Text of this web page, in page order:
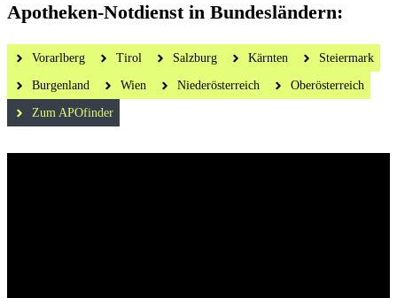
Apotheken-Notdienst in Bundesländern:
Vorarlberg Tirol Salzburg Kärnten Steiermark
Burgenland Wien Niederösterreich Oberösterreich
Zum APOfinder